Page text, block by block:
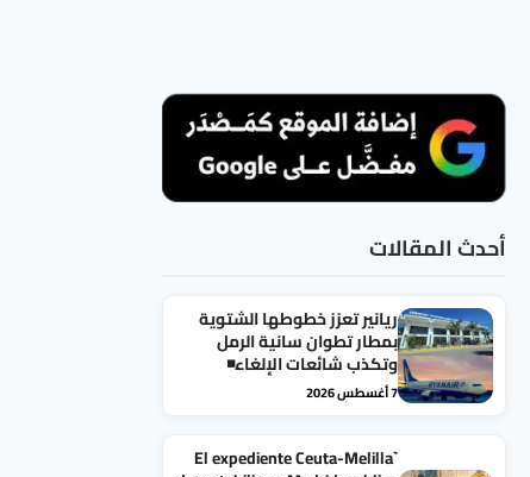
أحدث المقالات
ريانير تعزز خطوطها الشتوية
بمطار تطوان سانية الرمل
وتكذب شائعات الإلغاء◾
7 أغسطس 2026
`El expediente Ceuta-Melilla